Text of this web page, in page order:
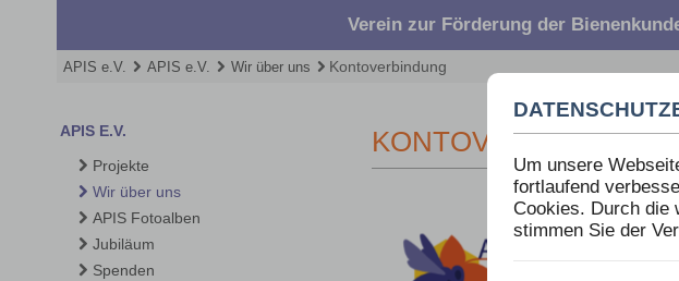
Um unsere
fortlaufend
Cookies. Durch die
stimmen Sie der
Verein zur Förderung der
APIS e.V. APIS e.V. Wir über uns Kontoverbindung
KONTOVERBINDUNG
Navigation
überspringen
APIS E.V.
Projekte
Wir über uns
APIS Fotoalben
Jubiläum
Spenden